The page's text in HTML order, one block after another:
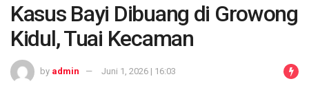
Kasus Bayi Dibuang di Growong
Kidul, Tuai Kecaman
by admin Juni 1, 2026 | 16:03